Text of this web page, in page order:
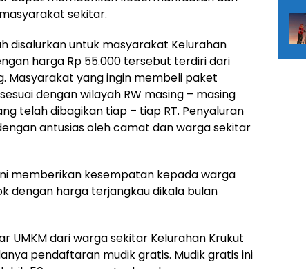
sekitar.
disalurkan untuk masyarakat Kelurahan
harga Rp 55.000 tersebut terdiri dari
Masyarakat yang ingin membeli paket
dengan wilayah RW masing – masing
telah dibagikan tiap – tiap RT. Penyaluran
antusias oleh camat dan warga sekitar
memberikan kesempatan kepada warga
dengan harga terjangkau dikala bulan
UMKM dari warga sekitar Kelurahan Krukut
pendaftaran mudik gratis. Mudik gratis ini